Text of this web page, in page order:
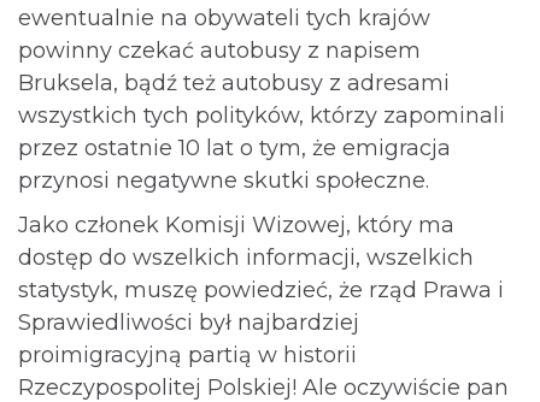
ewentualnie na obywateli tych krajów
powinny czekać autobusy z napisem
Bruksela, bądź też autobusy z adresami
wszystkich tych polityków, którzy zapominali
przez ostatnie 10 lat o tym, że emigracja
przynosi negatywne skutki społeczne.
Jako członek Komisji Wizowej, który ma
dostęp do wszelkich informacji, wszelkich
statystyk, muszę powiedzieć, że rząd Prawa i
Sprawiedliwości był najbardziej
proimigracyjną partią w historii
Rzeczypospolitej Polskiej! Ale oczywiście pan